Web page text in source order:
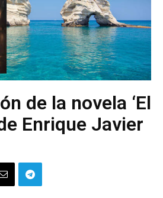
de la novela ‘El
Enrique Javier